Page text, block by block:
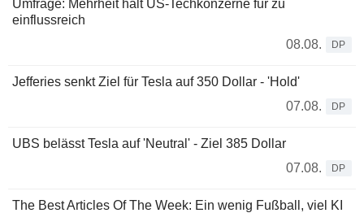
Umfrage: Mehrheit hält US-Techkonzerne für zu
einflussreich
08.08.
DP
Jefferies senkt Ziel für Tesla auf 350 Dollar - 'Hold'
07.08.
DP
UBS belässt Tesla auf 'Neutral' - Ziel 385 Dollar
07.08.
DP
The Best Articles Of The Week: Ein wenig Fußball, viel KI